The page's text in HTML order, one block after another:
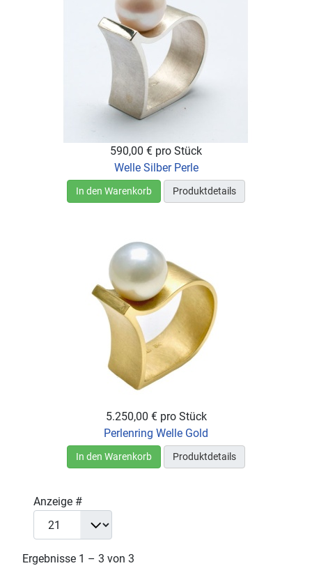
590,00 € pro Stück
Welle Silber Perle
In den Warenkorb Produktdetails
5.250,00 € pro Stück
Perlenring Welle Gold
In den Warenkorb Produktdetails
Anzeige #
Ergebnisse 1 – 3 von 3